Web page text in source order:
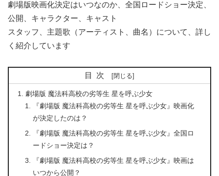
劇場版映画化決定はいつなのか、全国ロードショー決定、
公開、キャラクター、キャスト
スタッフ、主題歌（アーティスト、曲名）について、詳し
く紹介しています
目次
劇場版 魔法科高校の劣等生 星を呼ぶ少女
『劇場版 魔法科高校の劣等生 星を呼ぶ少女』映画化
が決定したのは？
『劇場版 魔法科高校の劣等生 星を呼ぶ少女』全国ロ
ードショー決定は？
『劇場版 魔法科高校の劣等生 星を呼ぶ少女』映画は
いつから公開？